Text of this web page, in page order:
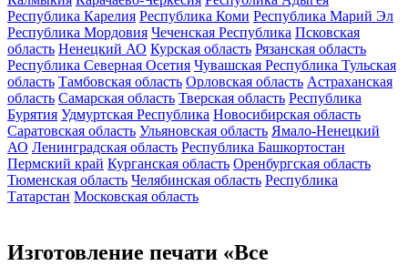
Республика Карелия Республика Коми Республика Марий Эл
Республика Мордовия Чеченская Республика Псковская
область Ненецкий АО Курская область Рязанская область
Республика Северная Осетия Чувашская Республика Тульская
область Тамбовская область Орловская область Астраханская
область Самарская область Тверская область Республика
Бурятия Удмуртская Республика Новосибирская область
Саратовская область Ульяновская область Ямало-Ненецкий
АО Ленинградская область Республика Башкортостан
Пермский край Курганская область Оренбургская область
Тюменская область Челябинская область Республика
Татарстан Московская область
Изготовление печати «Все